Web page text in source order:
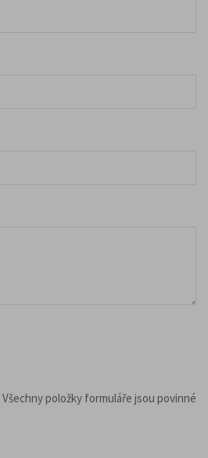
Všechny položky formuláře jsou povinné